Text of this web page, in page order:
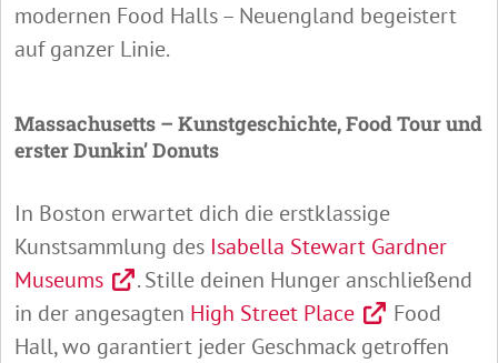
modernen Food Halls – Neuengland begeistert
auf ganzer Linie.
Massachusetts – Kunstgeschichte, Food Tour und
erster Dunkin’ Donuts
In Boston erwartet dich die erstklassige
Kunstsammlung des Isabella Stewart Gardner
Museums
. Stille deinen Hunger anschließend
in der angesagten High Street Place
Food
Hall, wo garantiert jeder Geschmack getroffen